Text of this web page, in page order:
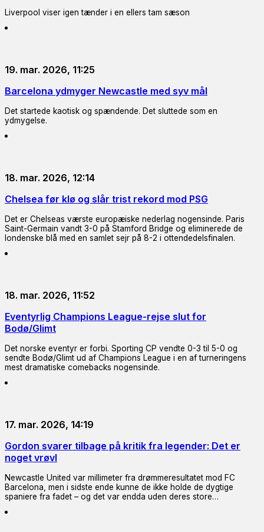
Liverpool viser igen tænder i en ellers tam sæson
19. mar. 2026, 11:25
Barcelona ydmyger Newcastle med syv mål
Det startede kaotisk og spændende. Det sluttede som en
ydmygelse.
18. mar. 2026, 12:14
Chelsea før klø og slår trist rekord mod PSG
Det er Chelseas værste europæiske nederlag nogensinde. Paris
Saint-Germain vandt 3-0 på Stamford Bridge og eliminerede de
londenske blå med en samlet sejr på 8-2 i ottendedelsfinalen.
18. mar. 2026, 11:52
Eventyrlig Champions League-rejse slut for
Bodø/Glimt
Det norske eventyr er forbi. Sporting CP vendte 0-3 til 5-0 og
sendte Bodø/Glimt ud af Champions League i en af turneringens
mest dramatiske comebacks nogensinde.
17. mar. 2026, 14:19
Gordon svarer tilbage på kritik fra legender: Det er
noget vrøvl
Newcastle United var millimeter fra drømmeresultatet mod FC
Barcelona, men i sidste ende kunne de ikke holde de dygtige
spaniere fra fadet – og det var endda uden deres store…